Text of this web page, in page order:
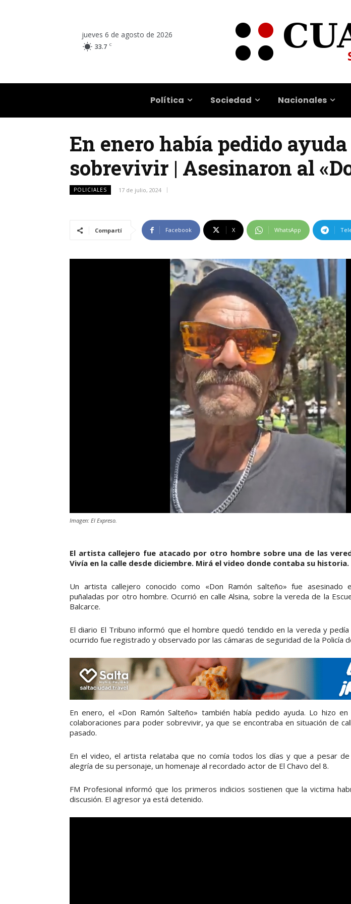
jueves 6 de agosto de 2026
33.7 C
Política Sociedad Nacionales
En enero había pedido
sobrevivir | Asesinaron al
POLICIALES 17 de julio, 2024
Compartí Facebook X WhatsApp
Imagen: El Expreso.
El artista callejero fue atacado por otro hombre sobre una de las
Vivía en la calle desde diciembre. Mirá el video donde contaba su historia.
Un artista callejero conocido como «Don Ramón salteño» fue asesinado
puñaladas por otro hombre. Ocurrió en calle Alsina, sobre la vereda de la
Balcarce.
El diario El Tribuno informó que el hombre quedó tendido en la vereda y
ocurrido fue registrado y observado por las cámaras de seguridad de la Policía
En enero, el «Don Ramón Salteño» también había pedido ayuda. Lo hizo
colaboraciones para poder sobrevivir, ya que se encontraba en situación de
pasado.
En el video, el artista relataba que no comía todos los días y que a pesar
alegría de su personaje, un homenaje al recordado actor de El Chavo del 8.
FM Profesional informó que los primeros indicios sostienen que la victima
discusión. El agresor ya está detenido.